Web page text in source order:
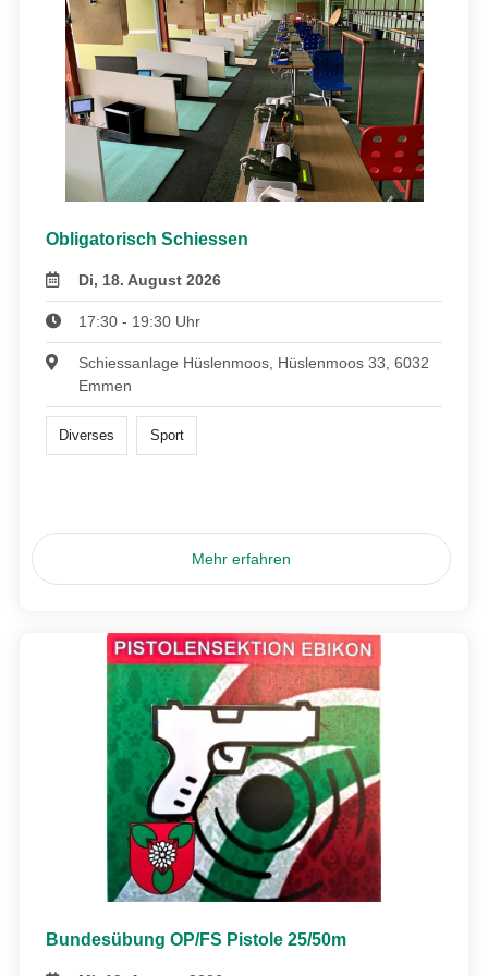
Obligatorisch Schiessen
Di, 18. August 2026
17:30 - 19:30 Uhr
Schiessanlage Hüslenmoos, Hüslenmoos 33, 6032
Emmen
Diverses Sport
Mehr erfahren
Bundesübung OP/FS Pistole 25/50m